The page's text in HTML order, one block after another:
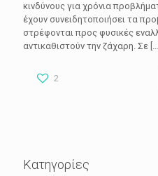
κινδύνους για χρόνια
έχουν συνειδητοποιήσει τα
στρέφονται προς φυσικές
αντικαθιστούν την ζάχαρη. Σε […]
2
Κατηγορίες